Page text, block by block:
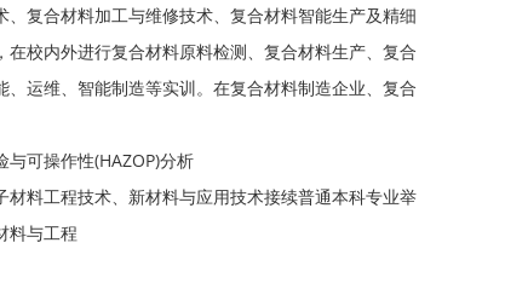
复合材料加工与维修技术、复合材料智能生产及精细
校内外进行复合材料原料检测、复合材料生产、复合
运维、智能制造等实训。在复合材料制造企业、复合
可操作性(HAZOP)分析
料工程技术、新材料与应用技术接续普通本科专业举
料与工程